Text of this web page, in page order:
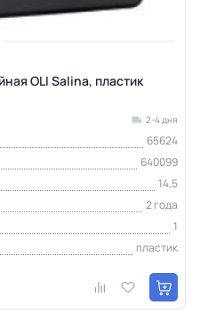
OLI Salina, пластик
2-4 дня
65624
640099
14,5
2 года
1
пластик